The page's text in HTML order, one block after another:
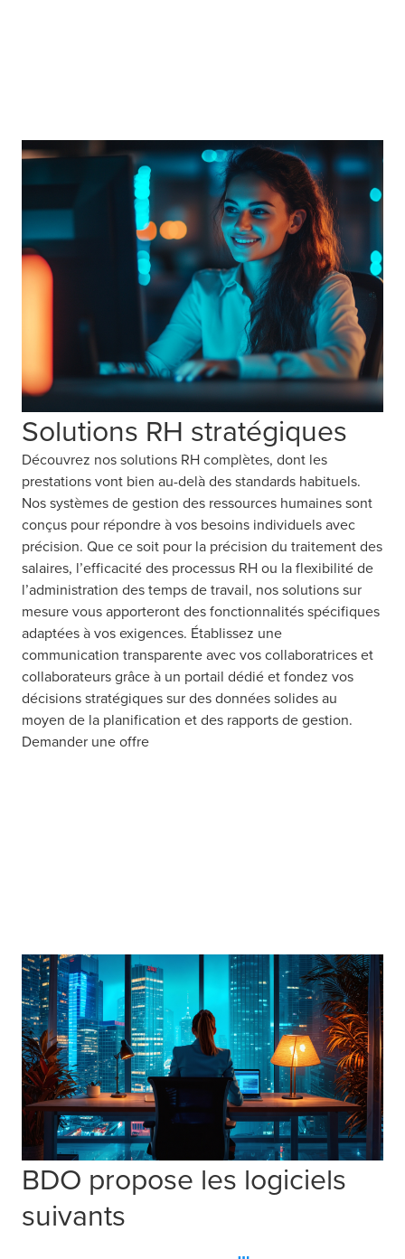
Solutions RH stratégiques
Découvrez nos solutions RH complètes, dont les
prestations vont bien au-delà des standards habituels.
Nos systèmes de gestion des ressources humaines sont
conçus pour répondre à vos besoins individuels avec
précision. Que ce soit pour la précision du traitement des
salaires, l’efficacité des processus RH ou la flexibilité de
l’administration des temps de travail, nos solutions sur
mesure vous apporteront des fonctionnalités spécifiques
adaptées à vos exigences. Établissez une
communication transparente avec vos collaboratrices et
collaborateurs grâce à un portail dédié et fondez vos
décisions stratégiques sur des données solides au
moyen de la planification et des rapports de gestion.
Demander une offre
BDO propose les logiciels
suivants